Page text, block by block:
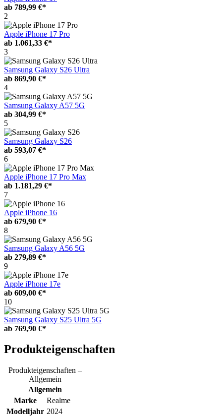
ab 789,99 €*
2
Apple iPhone 17 Pro
ab 1.061,33 €*
3
Samsung Galaxy S26 Ultra
ab 869,90 €*
4
Samsung Galaxy A57 5G
ab 304,99 €*
5
Samsung Galaxy S26
ab 593,07 €*
6
Apple iPhone 17 Pro Max
ab 1.181,29 €*
7
Apple iPhone 16
ab 679,90 €*
8
Samsung Galaxy A56 5G
ab 279,89 €*
9
Apple iPhone 17e
ab 609,00 €*
10
Samsung Galaxy S25 Ultra 5G
ab 769,90 €*
Produkteigenschaften
Produkteigenschaften –
Allgemein
Allgemein
Marke
Realme
Modelljahr 2024